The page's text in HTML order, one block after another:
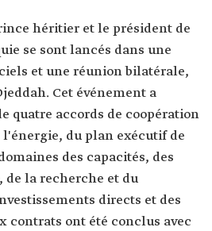
héritier et le président de
se sont lancés dans une
et une réunion bilatérale,
Cet événement a
quatre accords de coopération
l'énergie, du plan exécutif de
des capacités, des
de la recherche et du
directs et des
contrats ont été conclus avec